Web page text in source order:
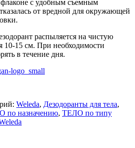
с удобным съемным
от вредной для окружающей
распыляется на чистую
10-15 см. При необходимости
в течение дня.
Weleda, Дезодоранты для тела,
по назначению, ТЕЛО по типу